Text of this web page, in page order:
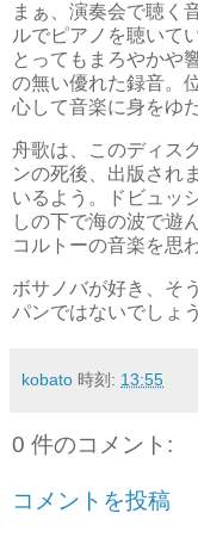
まぁ、演奏会で聴く
ルでピアノを聴いて
とってもまろやかや
の無い優れた録音。
心して音楽に身をゆ
舟歌は、このディス
ンの死後、出版され
いるよう。ドビュッ
しの下で海の波で遊
コルトーの音楽を思
ボサノバが好き、そ
パンではないでしょ
kobato 時刻: 13:55
0 件のコメント:
コメントを投稿